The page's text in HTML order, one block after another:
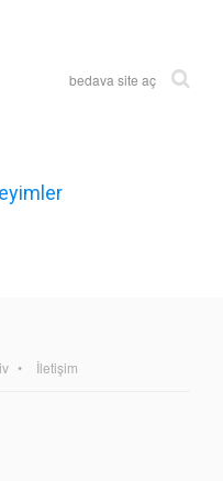
bedava site aç
İletişim